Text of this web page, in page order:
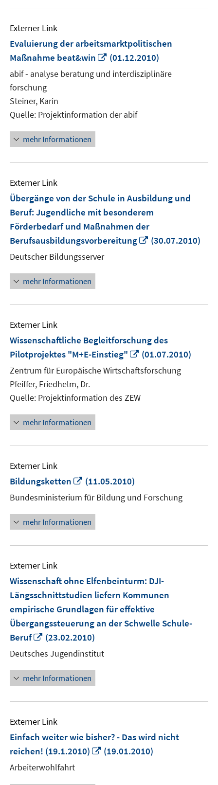
Externer Link
Evaluierung der arbeitsmarktpolitischen
Maßnahme beat&win
In
neuem
Fenster
(01.12.2010)
abif - analyse beratung und interdisziplinäre
forschung
Steiner, Karin
Quelle: Projektinformation der abif
mehr Informationen
Externer Link
Übergänge von der Schule in Ausbildung und
Beruf: Jugendliche mit besonderem
Förderbedarf und Maßnahmen der
Berufsausbildungsvorbereitung
In
(30.07.2010)
Deutscher Bildungsserver
mehr Informationen
Externer Link
Wissenschaftliche Begleitforschung des
Pilotprojektes "M+E-Einstieg"
In
neuem
Fenster
(01.07.2010)
Zentrum für Europäische Wirtschaftsforschung
Pfeiffer, Friedhelm, Dr.
Quelle: Projektinformation des ZEW
mehr Informationen
Externer Link
Bildungsketten
In
neuem
Fenster
öffnen
(11.05.2010)
Bundesministerium für Bildung und Forschung
mehr Informationen
Externer Link
Wissenschaft ohne Elfenbeinturm: DJI-
Längsschnittstudien liefern Kommunen
empirische Grundlagen für effektive
Übergangssteuerung an der Schwelle Schule-
Beruf
In
Fenster
öffnen
(23.02.2010)
Deutsches Jugendinstitut
mehr Informationen
Externer Link
Einfach weiter wie bisher? - Das wird nicht
reichen! (19.1.2010)
In
(19.01.2010)
Arbeiterwohlfahrt